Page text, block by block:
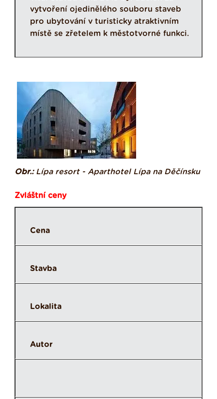
vytvoření ojedinělého souboru staveb
pro ubytování v turisticky atraktivním
místě se zřetelem k městotvorné funkci.
Obr.:Lípa resort - Aparthotel Lípa na Děčínsku
Zvláštní ceny
Cena
Stavba
Lokalita
Autor